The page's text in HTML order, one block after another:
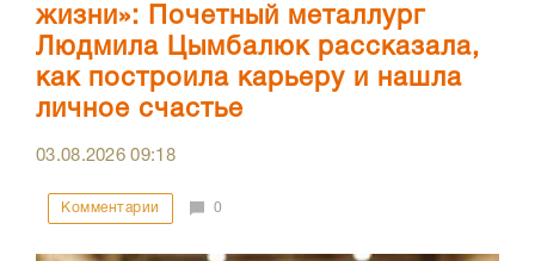
жизни»: Почетный металлург
Людмила Цымбалюк рассказала,
как построила карьеру и нашла
личное счастье
03.08.202609:18
Комментарии 0